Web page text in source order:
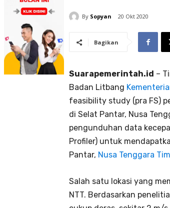
By Sopyan 20 Okt 2020
Bagikan
Suarapemerintah.id –
Badan Litbang
feasibility study (pra FS)
di Selat Pantar, Nusa
pengunduhan data
Profiler) untuk
Pantar, Nusa Tenggara
Salah satu lokasi yang
NTT. Berdasarkan